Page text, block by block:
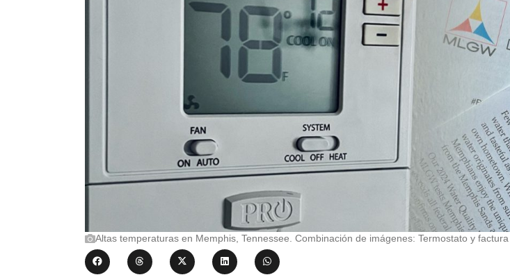
Altas temperaturas en Memphis, Tennessee. Combinación de imágenes: Termostato y